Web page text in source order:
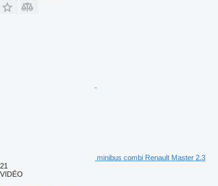
minibus combi Renault Master 2.3
21
VIDÉO